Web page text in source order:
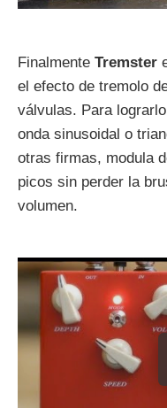
Finalmente Tremster
el efecto de tremolo
válvulas. Para
onda sinusoidal o
otras firmas, modula
picos sin perder la
volumen.